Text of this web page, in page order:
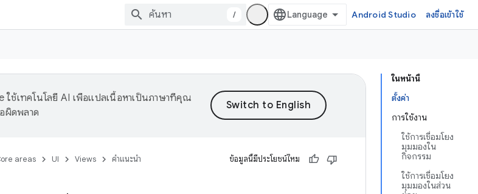
/ Android Studio ลงชื่อเข้าใช้
ในหน้านี้
ตั้งค่า
การใช้งาน
ใช้การเชื่อมโยง
มุมมองใน
กิจกรรม
ใช้การเชื่อมโยง
มุมมองในส่วน
ใช้เทคโนโลยี AI เพื่อแปลเนื้อหาเป็นภาษาที่คุณ
ผิดพลาด
areas UI Views คำแนะนำ ข้อมูลนี้มีประโยชน์ไหม